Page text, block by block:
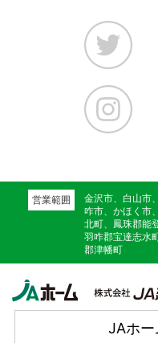
営業範囲
金沢市、白山市
咋市、かほく市
北町、鳳珠郡能
羽咋郡宝達志水
郡津幡町
JAホー